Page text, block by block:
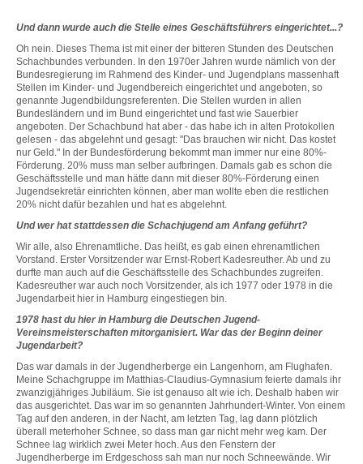
Und dann wurde auch die Stelle eines Geschäftsführers eingerichtet...?
Oh nein. Dieses Thema ist mit einer der bitteren Stunden des Deutschen
Schachbundes verbunden. In den 1970er Jahren wurde nämlich von der
Bundesregierung im Rahmend des Kinder- und Jugendplans massenhaft
Stellen im Kinder- und Jugendbereich eingerichtet und angeboten, so
genannte Jugendbildungsreferenten. Die Stellen wurden in allen
Bundesländern und im Bund eingerichtet und fast wie Sauerbier
angeboten. Der Schachbund hat aber - das habe ich in alten Protokollen
gelesen - das abgelehnt und gesagt: "Das brauchen wir nicht. Das kostet
nur Geld." In der Bundesförderung bekommt man immer nur eine 80%-
Förderung. 20% muss man selber aufbringen. Damals gab es schon die
Geschäftsstelle und man hätte dann mit dieser 80%-Förderung einen
Jugendsekretär einrichten können, aber man wollte eben die restlichen
20% nicht dafür bezahlen und hat es abgelehnt.
Und wer hat stattdessen die Schachjugend am Anfang geführt?
Wir alle, also Ehrenamtliche. Das heißt, es gab einen ehrenamtlichen
Vorstand. Erster Vorsitzender war Ernst-Robert Kadesreuther. Ab und zu
durfte man auch auf die Geschäftsstelle des Schachbundes zugreifen.
Kadesreuther war auch noch Vorsitzender, als ich 1977 oder 1978 in die
Jugendarbeit hier in Hamburg eingestiegen bin.
1978 hast du hier in Hamburg die Deutschen Jugend-
Vereinsmeisterschaften mitorganisiert. War das der Beginn deiner
Jugendarbeit?
Das war damals in der Jugendherberge ein Langenhorn, am Flughafen.
Meine Schachgruppe im Matthias-Claudius-Gymnasium feierte damals ihr
zwanzigjähriges Jubiläum. Sie ist genauso alt wie ich. Deshalb haben wir
das ausgerichtet. Das war im so genannten Jahrhundert-Winter. Von einem
Tag auf den anderen, in der Nacht, am letzten Tag, lag dann plötzlich
überall meterhoher Schnee, so dass man gar nicht mehr weg kam. Der
Schnee lag wirklich zwei Meter hoch. Aus den Fenstern der
Jugendherberge im Erdgeschoss sah man nur noch Schneewände. Wir